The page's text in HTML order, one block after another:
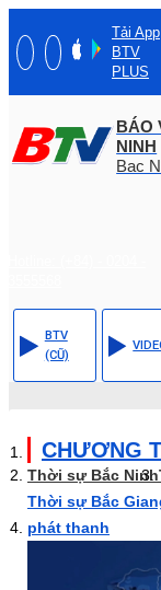
Tải App
BTV
PLUS
BÁO
NINH
Bac
BTV
(CŨ)
CHƯƠNG
Thời sự Bắc Ninh
Thời sự Bắc
phát thanh